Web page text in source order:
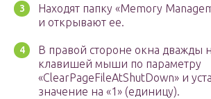
Находят папку «Memory
и открывают ее.
В правой стороне окна дважды
клавишей мыши по параметру
«ClearPageFileAtShutDown» и
значение на «1» (единицу).